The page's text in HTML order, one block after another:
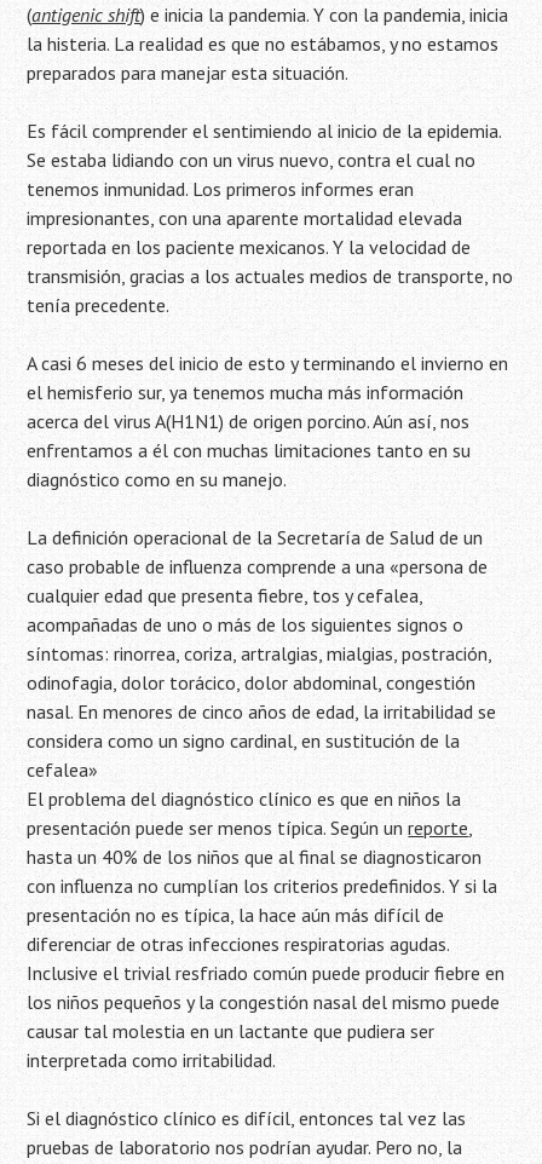
(antigenic shift) e inicia la pandemia. Y con la pandemia, inicia
la histeria. La realidad es que no estábamos, y no estamos
preparados para manejar esta situación.
Es fácil comprender el sentimiendo al inicio de la epidemia.
Se estaba lidiando con un virus nuevo, contra el cual no
tenemos inmunidad. Los primeros informes eran
impresionantes, con una aparente mortalidad elevada
reportada en los paciente mexicanos. Y la velocidad de
transmisión, gracias a los actuales medios de transporte, no
tenía precedente.
A casi 6 meses del inicio de esto y terminando el invierno en
el hemisferio sur, ya tenemos mucha más información
acerca del virus A(H1N1) de origen porcino. Aún así, nos
enfrentamos a él con muchas limitaciones tanto en su
diagnóstico como en su manejo.
La definición operacional de la Secretaría de Salud de un
caso probable de influenza comprende a una «persona de
cualquier edad que presenta fiebre, tos y cefalea,
acompañadas de uno o más de los siguientes signos o
síntomas: rinorrea, coriza, artralgias, mialgias, postración,
odinofagia, dolor torácico, dolor abdominal, congestión
nasal. En menores de cinco años de edad, la irritabilidad se
considera como un signo cardinal, en sustitución de la
cefalea»
El problema del diagnóstico clínico es que en niños la
presentación puede ser menos típica. Según unreporte,
hasta un 40% de los niños que al final se diagnosticaron
con influenza no cumplían los criterios predefinidos. Y si la
presentación no es típica, la hace aún más difícil de
diferenciar de otras infecciones respiratorias agudas.
Inclusive el trivial resfriado común puede producir fiebre en
los niños pequeños y la congestión nasal del mismo puede
causar tal molestia en un lactante que pudiera ser
interpretada como irritabilidad.
Si el diagnóstico clínico es difícil, entonces tal vez las
pruebas de laboratorio nos podrían ayudar. Pero no, la